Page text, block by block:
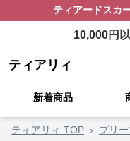
ティアードスカ
10,000円
ティアリィ
新着商品
ティアリィ TOP › プリ